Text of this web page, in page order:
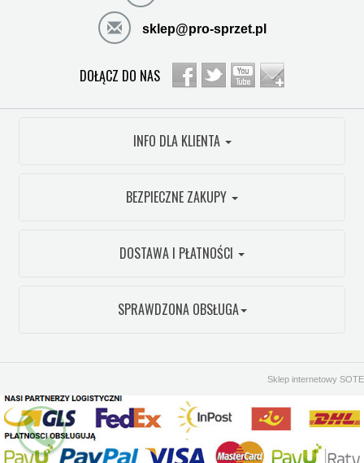
sklep@pro-sprzet.pl
DOŁĄCZ DO NAS
INFO DLA KLIENTA
BEZPIECZNE ZAKUPY
DOSTAWA I PŁATNOŚCI
SPRAWDZONA OBSŁUGA
Sklep internetowy SOTE